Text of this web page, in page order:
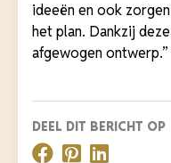
ideeën en ook
het plan. Dankzij
afgewogen ontwerp.”
DEEL DIT BERICHT OP